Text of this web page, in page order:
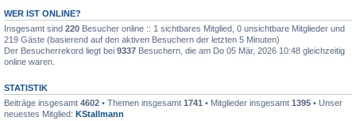
WER IST ONLINE?
Insgesamt sind 220 Besucher online :: 1 sichtbares Mitglied, 0 unsichtbare Mitglieder und
219 Gäste (basierend auf den aktiven Besuchern der letzten 5 Minuten)
Der Besucherrekord liegt bei 9337 Besuchern, die am Do 05 Mär, 2026 10:48 gleichzeitig
online waren.
STATISTIK
Beiträge insgesamt 4602 • Themen insgesamt 1741 • Mitglieder insgesamt 1395 • Unser
neuestes Mitglied: KStallmann